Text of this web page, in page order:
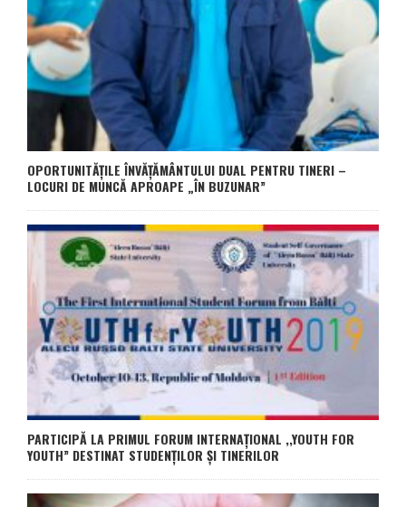
OPORTUNITĂȚILE ÎNVĂȚĂMÂNTULUI DUAL PENTRU TINERI –
LOCURI DE MUNCĂ APROAPE „ÎN BUZUNAR”
PARTICIPĂ LA PRIMUL FORUM INTERNAȚIONAL ,,YOUTH FOR
YOUTH” DESTINAT STUDENȚILOR ȘI TINERILOR